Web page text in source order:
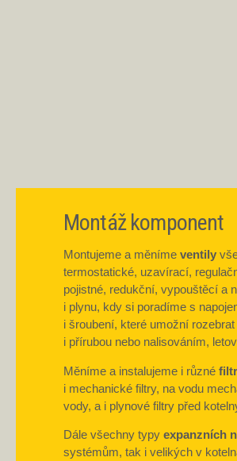
Montáž komponent
Montujeme a měníme ventily
termostatické, uzavírací,
pojistné, redukční, vypouštěcí a
i plynu, kdy si poradíme s
i šroubení, které umožní
i přírubou nebo nalisováním,
Měníme a instalujeme i různé
i mechanické filtry, na vodu
vody, a i plynové filtry před
Dále všechny typy expanzních
systémům, tak i velikých v